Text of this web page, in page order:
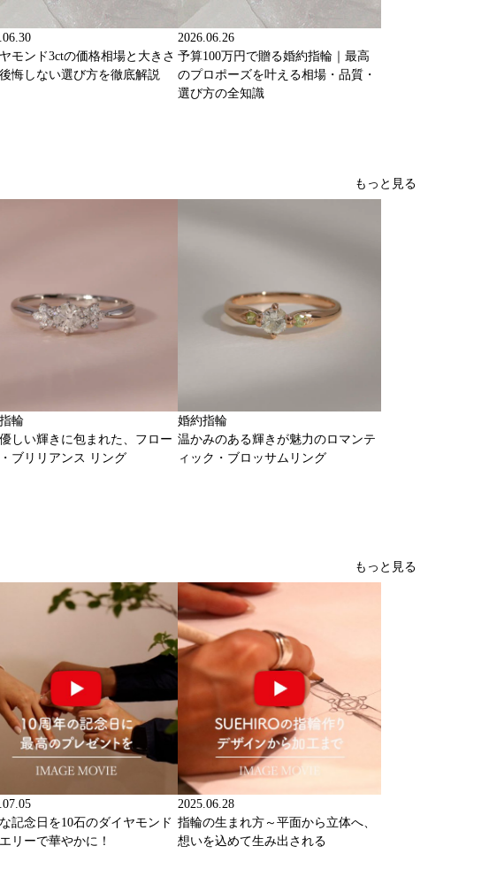
モンド3ctの価格相場と大きさ
悔しない選び方を徹底解説
2026.06.26
予算100万円で贈る婚約指輪｜最高
のプロポーズを叶える相場・品質・
選び方の全知識
もっと見る
輪
しい輝きに包まれた、フロー
ブリリアンス リング
婚約指輪
温かみのある輝きが魅力のロマンテ
ィック・ブロッサムリング
もっと見る
記念日を10石のダイヤモンド
リーで華やかに！
2025.06.28
指輪の生まれ方～平面から立体へ、
想いを込めて生み出される